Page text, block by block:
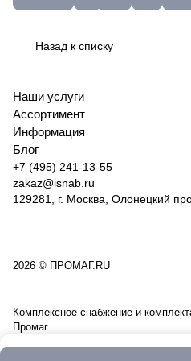
40мм;
(500шт)
ОК-46.00ГФ-021-
Назад к списку
Наши услуги
Ассортимент
Информация
Блог
+7 (495) 241-13-55
zakaz@isnab.ru
129281, г. Москва, Олонецкий
2026 © ПРОМАГ.RU
Комплексное снабжение и
Промаг